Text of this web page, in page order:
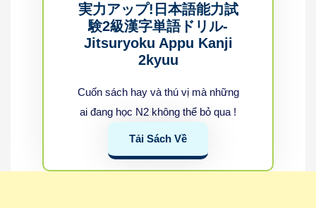
実力アップ!日本語能力試
験2級漢字単語ドリル-
Jitsuryoku Appu Kanji
2kyuu
Cuốn sách hay và thú vị mà những
ai đang học N2 không thể bỏ qua !
Tải Sách Về